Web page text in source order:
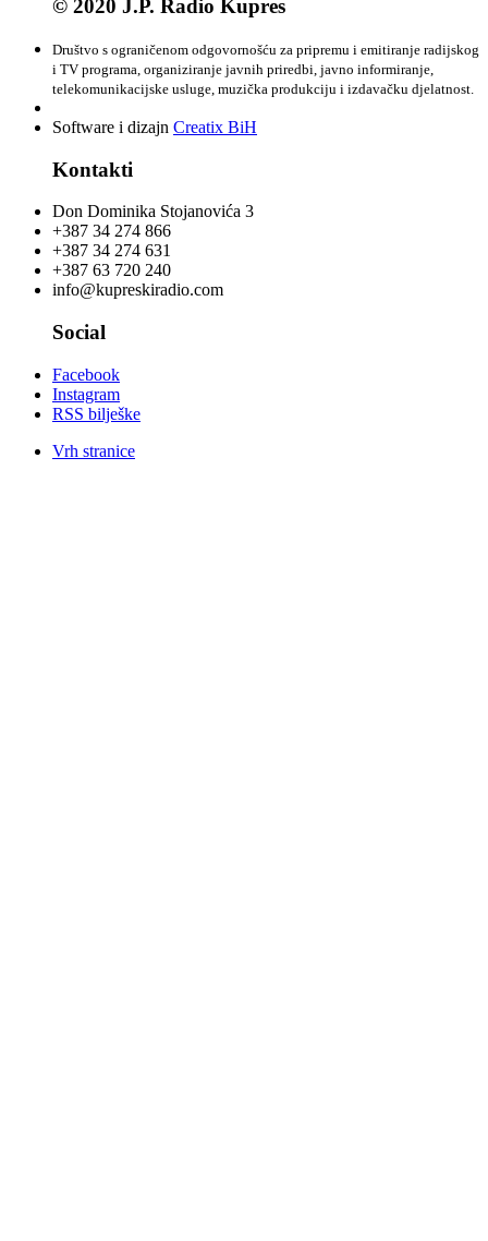
© 2020 J.P. Radio Kupres
Društvo s ograničenom odgovornošću za pripremu i emitiranje radijskog
i TV programa, organiziranje javnih priredbi, javno informiranje,
telekomunikacijske usluge, muzička produkciju i izdavačku djelatnost.
Software i dizajn Creatix BiH
Kontakti
Don Dominika Stojanovića 3
+387 34 274 866
+387 34 274 631
+387 63 720 240
info@kupreskiradio.com
Social
Facebook
Instagram
RSS bilješke
Vrh stranice